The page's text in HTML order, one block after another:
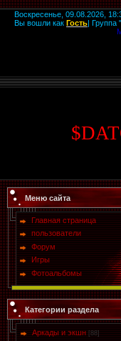
Воскресенье, 09.08.2026,
Вы вошли как Гость| Группа "
Мой
$
Меню сайта
Главная страница
пользователи
Форум
Игры
Фотоальбомы
Категории раздела
Аркады и экшн [88]